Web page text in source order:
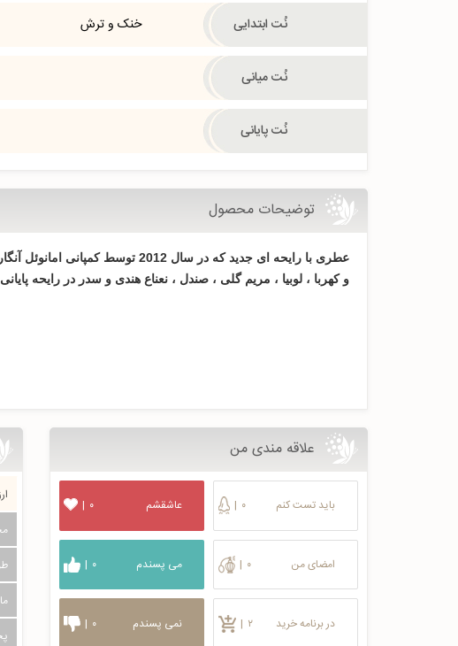
نُت ابتدایی خنک و ترش
نُت میانی
نُت پایانی
توضیحات محصول
عطری با رایحه ای جدید که در
و کهربا ، لوبیا ، مریم گلی ، صندل ، نعناع هندی و سدر در رايحه
علاقه مندی من
باید تست کنم | ۰
امضای من | ۰
در برنامه خرید | ۲
عاشقشم | ۰
می پسندم | ۰
نمی پسندم | ۰